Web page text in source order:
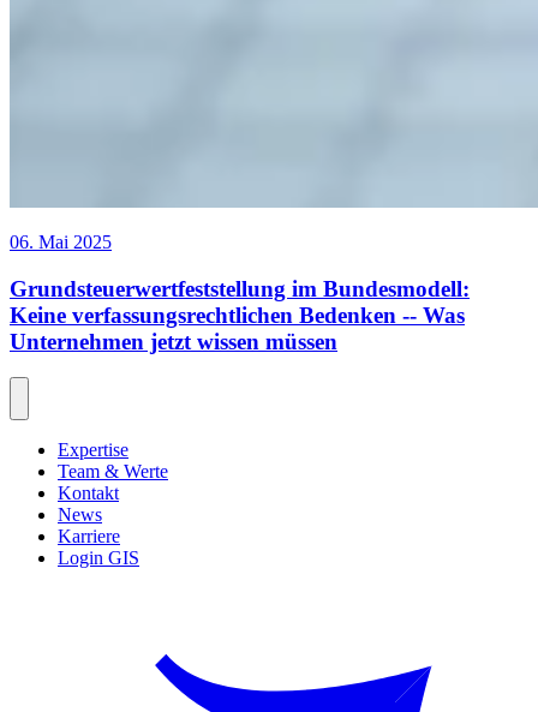
06. Mai 2025
Grundsteuerwertfeststellung im Bundesmodell:
Keine verfassungsrechtlichen Bedenken -- Was
Unternehmen jetzt wissen müssen
Expertise
Team & Werte
Kontakt
News
Karriere
Login GIS